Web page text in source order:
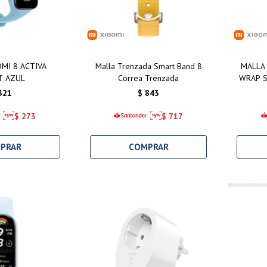
8 ACTIVA
AZUL
$ 273
Malla Trenzada Smart Band 8
Correa Trenzada
$ 843
$ 717
WRAP